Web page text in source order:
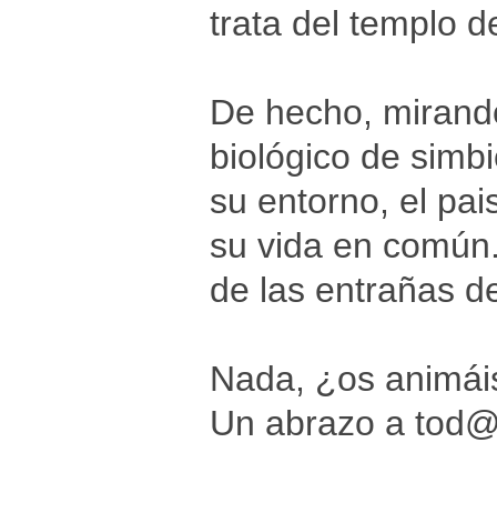
trata del templo
De hecho,
biológico de
su entorno, el
su vida en
de las entrañas
Nada, ¿os
Un abrazo a